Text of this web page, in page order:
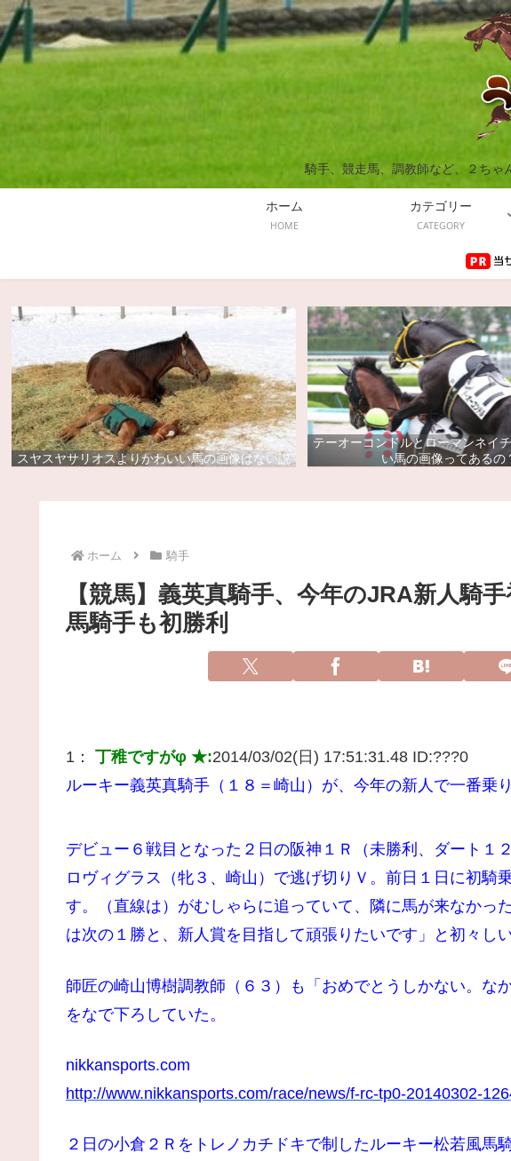
騎手、競走馬、調教師など、２ちゃ
ホーム
HOME
カテゴリー
CATEGORY
スヤスヤサリオスよりかわいい馬の画像はない説
テーオーコンドルとローマンネイ
い馬の画像ってあるの
ホーム 騎手
【競馬】義英真騎手、今年のJRA新人騎
馬騎手も初勝利
1： 丁稚ですがφ ★:2014/03/02(日) 17:51:31.48 ID:???0
ルーキー義英真騎手（１８＝崎山）が、今年の新人で一番乗
デビュー６戦目となった２日の阪神１Ｒ（未勝利、ダート１
ロヴィグラス（牝３、崎山）で逃げ切りＶ。前日１日に初騎
す。（直線は）がむしゃらに追っていて、隣に馬が来なかっ
は次の１勝と、新人賞を目指して頑張りたいです」と初々し
師匠の崎山博樹調教師（６３）も「おめでとうしかない。な
をなで下ろしていた。
nikkansports.com
http://www.nikkansports.com/race/news/f-rc-tp0-20140302-
２日の小倉２Ｒをトレノカチドキで制したルーキー松若風馬